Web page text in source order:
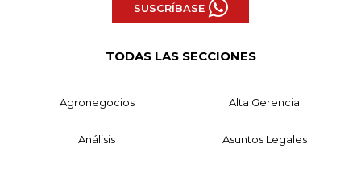
SUSCRÍBASE
TODAS LAS SECCIONES
Agronegocios Alta Gerencia
Análisis Asuntos Legales